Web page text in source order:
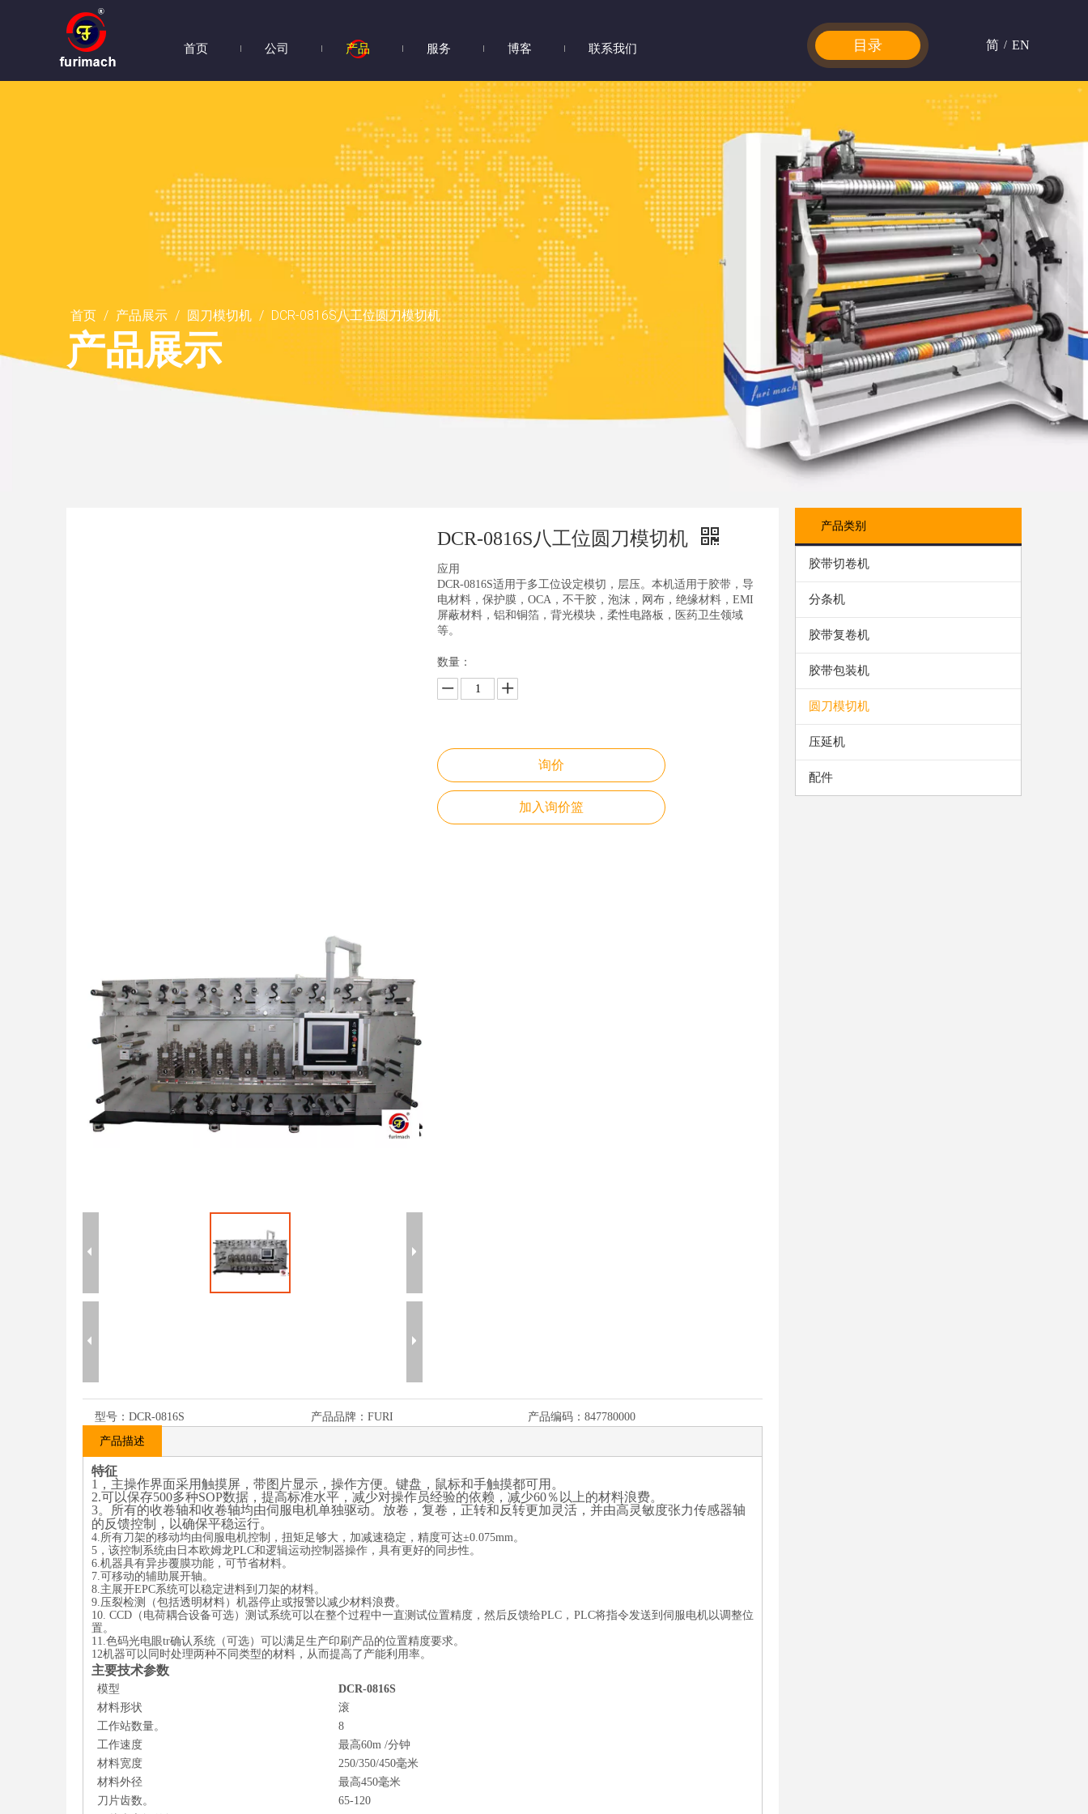
首页 公司 产品 服务 博客 联系我们 目录 简 / EN
首页 / 产品展示 / 圆刀模切机 / DCR-0816S八工位圆刀模切机
产品展示
DCR-0816S八工位圆刀模切机
应用
DCR-0816S适用于多工位设定模切，层压。本机适用于胶带，导
电材料，保护膜，OCA，不干胶，泡沫，网布，绝缘材料，EMI
屏蔽材料，铝和铜箔，背光模块，柔性电路板，医药卫生领域
等。
数量：
询价
加入询价篮
型号： DCR-0816S 产品品牌：FURI 产品编码： 847780000
产品描述
特征
1，主操作界面采用触摸屏，带图片显示，操作方便。键盘，鼠标和手触摸都可用。
2.可以保存500多种SOP数据，提高标准水平，减少对操作员经验的依赖，减少60％以上的材料浪费。
3。
所有的收卷轴和收卷轴均由伺服电机单独驱动。放卷，复卷，正转和反转更加灵活，并由高灵敏度张力传感器轴
的反馈控制，以确保平稳运行。
4.所有刀架的移动均由伺服电机控制，扭矩足够大，加减速稳定，精度可达±0.075mm。
5， 该控制系统由日本欧姆龙PLC和逻辑运动控制器操作，具有更好的同步性。
6.机器具有异步覆膜功能，可节省材料。
7.可移动的辅助展开轴。
8.主展开EPC系统可以稳定进料到刀架的材料。
9.压裂检测（包括透明材料）机器停止或报警以减少材料浪费。
10. CCD （电荷耦合设备可选）测试系统可以在整个过程中一直测试位置精度，然后反馈给PLC，PLC将指令发送到伺服电机以调整位
置。
11.色码光电眼tr确认系统（可选）可以满足生产印刷产品的位置精度要求。
12机器可以同时处理两种不同类型的材料，从而提高了产能利用率。
主要技术参数
模型
DCR-0816S
材料形状
滚
工作站数量。
8
工作速度
最高60m /分钟
材料宽度
250/350/450毫米
材料外径
最高450毫米
刀片齿数。
65-120
产品类别
胶带切卷机
分条机
胶带复卷机
胶带包装机
圆刀模切机
压延机
配件